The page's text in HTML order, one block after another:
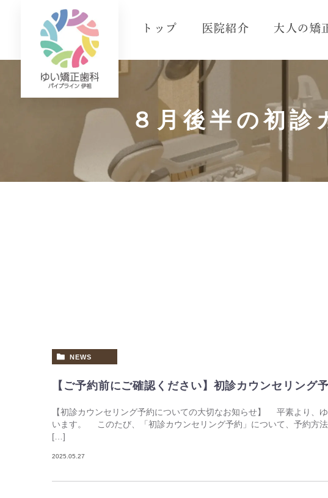
トップ 医院紹介 大人の矯
８月後半の初
NEWS
【ご予約前にご確認ください】初診カウンセリング
【初診カウンセリング予約についての大切なお知らせ】 平素より、
います。 このたび、「初診カウンセリング予約」について、予約方
[…]
2025.05.27